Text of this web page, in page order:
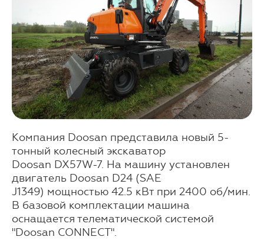
Компания Doosan представила новый 5-
тонный колесный экскаватор
Doosan DX57W-7. На машину установлен
двигатель Doosan D24 (SAE
J1349) мощностью 42.5 кВт при 2400 об/мин.
В базовой комплектации машина
оснащается телематической системой
"Doosan CONNECT".